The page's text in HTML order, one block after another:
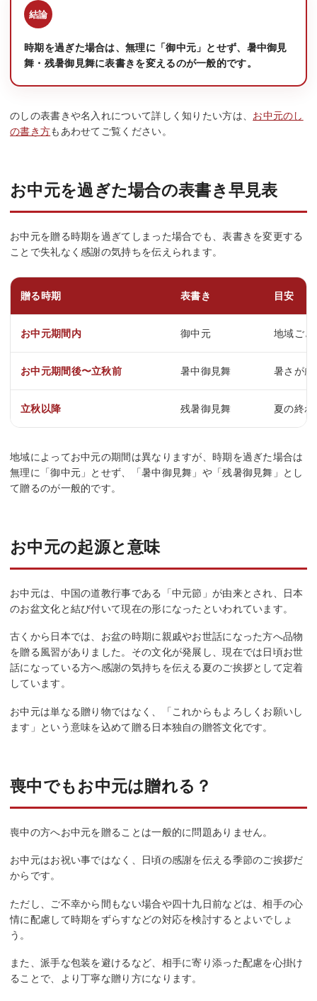
時期を過ぎた場合は、無理に「御中元」とせず、暑中御見
舞・残暑御見舞に表書きを変えるのが一般的です。
のしの表書きや名入れについて詳しく知りたい方は、 お中元のし
の書き方もあわせてご覧ください。
お中元を過ぎた場合の表書き早見表
お中元を贈る時期を過ぎてしまった場合でも、表書きを変更する
ことで失礼なく感謝の気持ちを伝えられます。
贈る時期 表書き 目安
お中元期間内 御中元 地域ご
お中元期間後〜立秋前 暑中御見舞 暑さが
立秋以降 残暑御見舞 夏の終
地域によってお中元の期間は異なりますが、時期を過ぎた場合は
無理に「御中元」とせず、「暑中御見舞」や「残暑御見舞」とし
て贈るのが一般的です。
お中元の起源と意味
お中元は、中国の道教行事である「中元節」が由来とされ、日本
のお盆文化と結び付いて現在の形になったといわれています。
古くから日本では、お盆の時期に親戚やお世話になった方へ品物
を贈る風習がありました。その文化が発展し、現在では日頃お世
話になっている方へ感謝の気持ちを伝える夏のご挨拶として定着
しています。
お中元は単なる贈り物ではなく、「これからもよろしくお願いし
ます」という意味を込めて贈る日本独自の贈答文化です。
喪中でもお中元は贈れる？
喪中の方へお中元を贈ることは一般的に問題ありません。
お中元はお祝い事ではなく、日頃の感謝を伝える季節のご挨拶だ
からです。
ただし、ご不幸から間もない場合や四十九日前などは、相手の心
情に配慮して時期をずらすなどの対応を検討するとよいでしょ
う。
また、派手な包装を避けるなど、相手に寄り添った配慮を心掛け
ることで、より丁寧な贈り方になります。